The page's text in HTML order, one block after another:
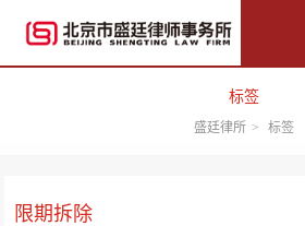
标签
盛廷律所 > 标签
限期拆除